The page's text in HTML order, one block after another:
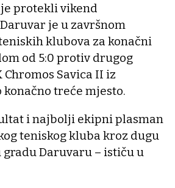
protekli vikend
je u završnom
klubova za konačni
od 5:0 protiv drugog
Savica II iz
konačno treće mjesto.
i najbolji ekipni plasman
teniskog kluba kroz dugu
Daruvaru – ističu u